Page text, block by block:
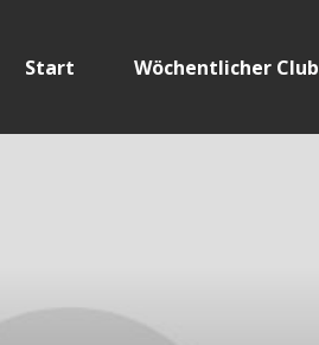
Start Wöchentlicher Club